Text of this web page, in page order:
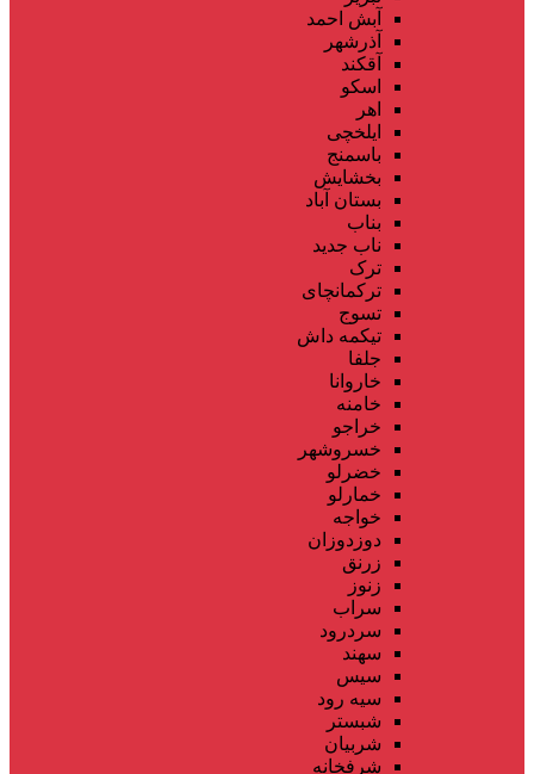
آبش احمد
آذرشهر
آقکند
اسکو
اهر
ایلخچی
باسمنج
بخشایش
بستان آباد
بناب
ناب جدید
ترک
ترکمانچای
تسوج
تیکمه داش
جلفا
خاروانا
خامنه
خراجو
خسروشهر
خضرلو
خمارلو
خواجه
دوزدوزان
زرنق
زنوز
سراب
سردرود
سهند
سیس
سیه رود
شبستر
شربیان
شرفخانه